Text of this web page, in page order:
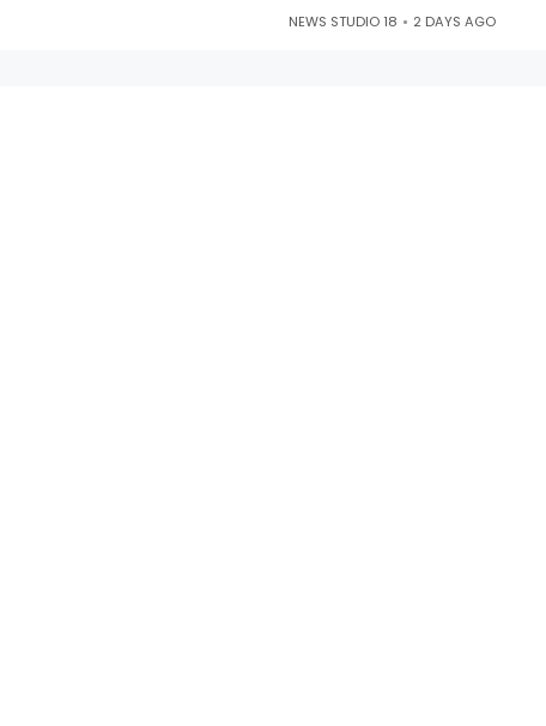
NEWS STUDIO 18 2 DAYS AGO